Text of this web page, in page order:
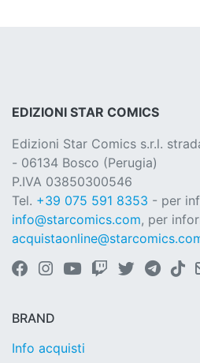
EDIZIONI STAR COMICS
Edizioni Star Comics s.r.l.
- 06134 Bosco (Perugia)
P.IVA 03850300546
Tel. +39 075 591 8353 - per
info@starcomics.com, per
BRAND
Info acquisti